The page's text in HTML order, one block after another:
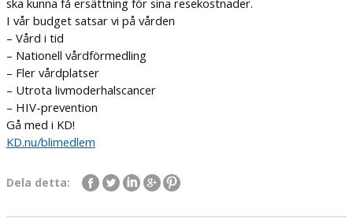
I vår budget satsar vi på vården
– Vård i tid
– Nationell vårdförmedling
– Fler vårdplatser
– Utrota livmoderhalscancer
– HIV-prevention
Gå med i KD!
KD.nu/blimedlem
Dela detta: